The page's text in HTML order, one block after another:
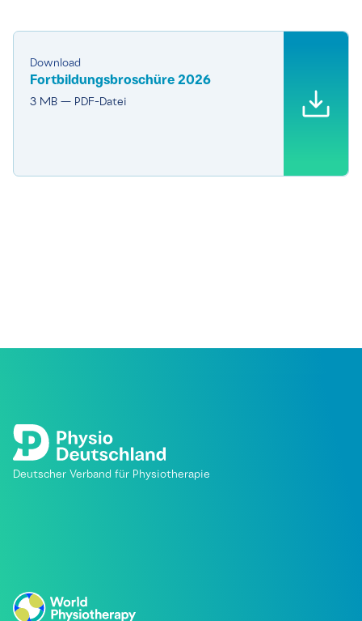
Download
Fortbildungsbroschüre 2026
3 MB — PDF-Datei
Deutscher Verband für Physiotherapie